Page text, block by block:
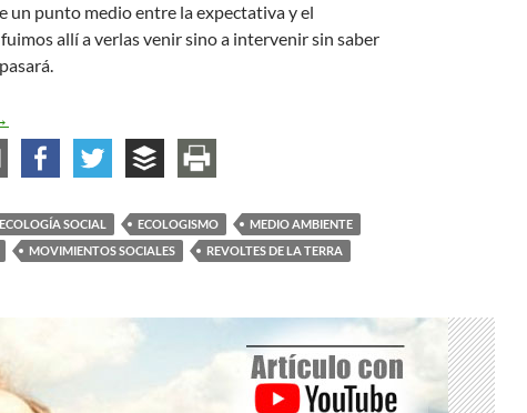
un punto medio entre la expectativa y el
allí a verlas venir sino a intervenir sin saber
teoría que critica de broma
ECOLOGÍA SOCIAL ECOLOGISMO
MEDIO AMBIENTE
MOVIMIENTOS SOCIALES REVOLTES DE LA TERRA